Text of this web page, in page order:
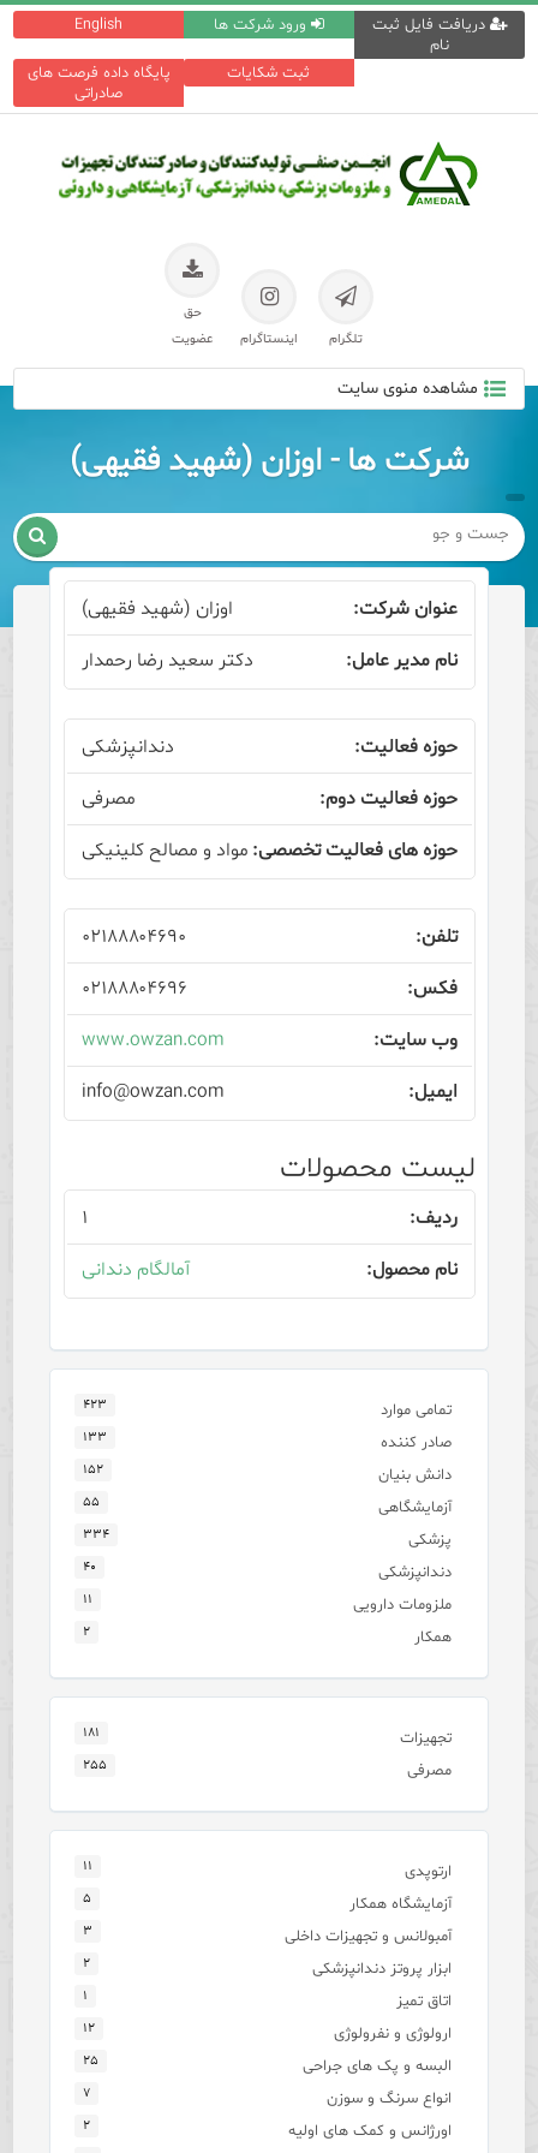
English ورود شرکت ها
دریافت فایل ثبت
نام
پایگاه داده فرصت های
صادراتی
ثبت شکایات
تلگرام اینستاگرام
حق
عضویت
مشاهده منوی سایت
شرکت ها - اوزان (شهید فقیهی)

اوزان (شهید فقیهی)
دکتر سعید رضا رحمدار
دندانپزشکی
مصرفی
مواد و مصالح کلینیکی
۰۲۱۸۸۸۰۴۶۹۰
۰۲۱۸۸۸۰۴۶۹۶
www.owzan.com
info@owzan.com
لیست محصولات
۱
آمالگام دندانی
تمامی موارد ۴۲۳
صادر کننده ۱۳۳
دانش بنیان ۱۵۲
آزمایشگاهی ۵۵
پزشکی ۳۳۴
دندانپزشکی ۴۰
ملزومات دارویی ۱۱
همکار ۲
تجهیزات ۱۸۱
مصرفی ۲۵۵
ارتوپدی ۱۱
آزمایشگاه همکار ۵
آمبولانس و تجهیزات داخلی ۳
ابزار پروتز دندانپزشکی ۲
اتاق تمیز ۱
ارولوژی و نفرولوژی ۱۲
البسه و پک های جراحی ۲۵
انواع سرنگ و سوزن ۷
اورژانس و کمک های اولیه
۲